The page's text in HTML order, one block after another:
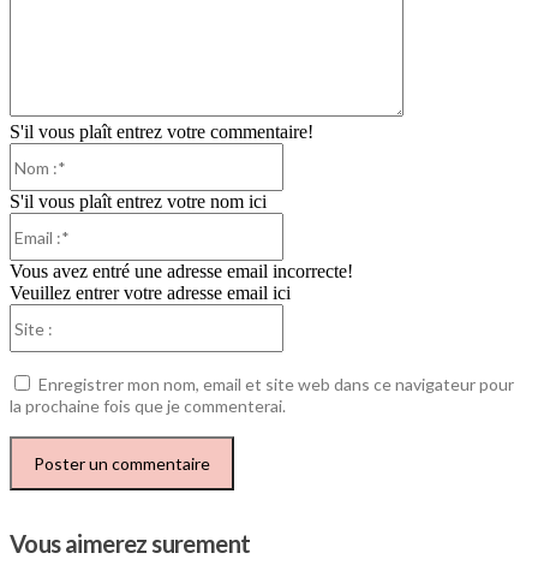
S'il vous plaît entrez votre commentaire!
S'il vous plaît entrez votre nom ici
Vous avez entré une adresse email incorrecte!
Veuillez entrer votre adresse email ici
Enregistrer mon nom, email et site web dans ce navigateur pour
la prochaine fois que je commenterai.
Vous aimerez surement